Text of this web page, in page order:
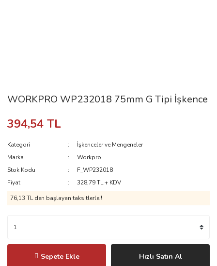
WORKPRO WP232018 75mm G Tipi İşkence
394,54 TL
Kategori
İşkenceler ve Mengeneler
Marka
Workpro
Stok Kodu
F_WP232018
Fiyat
328,79 TL + KDV
76,13 TL den başlayan taksitlerle!!
Sepete Ekle Hızlı Satın Al